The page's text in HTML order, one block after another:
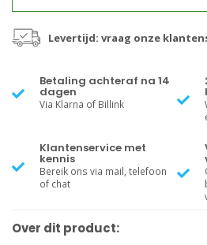
Levertijd: vraag onze
Betaling achteraf na 14
dagen
Via Klarna of Billink
Klantenservice met
kennis
Bereik ons via mail, telefoon
of chat
Over dit product: